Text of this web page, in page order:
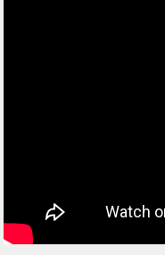
(0 Reviews)